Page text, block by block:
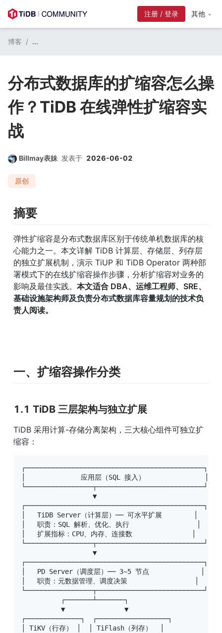
注册 / 登录 其他
博客 / ...
分布式数据库的扩缩容怎么操
作？TiDB 在线弹性扩缩容实
战
Billmay表妹 发表于 2026-06-02
原创
摘要
弹性扩缩容是分布式数据库区别于传统单机数据库的核
心能力之一。本文详解 TiDB 计算层、存储层、列存层
的独立扩展机制，演示 TiUP 和 TiDB Operator 两种部
署模式下的在线扩缩容操作步骤，分析扩缩容对业务的
影响及最佳实践。 本文适合 DBA、运维工程师、SRE、
基础设施架构师及负责分布式数据库容量规划的技术负
责人阅读。
一、扩缩容操作分类
1.1 TiDB 三层架构与独立扩展
TiDB 采用计算-存储分离架构，三大核心组件可独立扩
缩容：
┌─────────────────────────────────────────────┐
│              应用层（SQL 接入）               │
└─────────────────┬───────────────────────────┘
                  ▼
┌─────────────────────────────────────────────┐
│   TiDB Server（计算层）── 可水平扩展        │
│   职责：SQL 解析、优化、执行                 │
│   扩展指标：CPU、内存、连接数               │
└─────────────────┬───────────────────────────┘
                  ▼
┌─────────────────────────────────────────────┐
│   PD Server（调度层）── 3~5 节点             │
│   职责：元数据管理、调度决策                 │
└─────────────────┬───────────────────────────┘
          ┌───────┴───────┐
          ▼               ▼
┌──────────────┐  ┌──────────────────┐
│ TiKV（行存） │  │ TiFlash（列存）  │